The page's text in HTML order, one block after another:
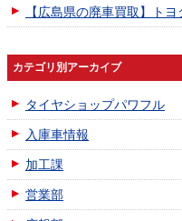
【広島県の廃車買取】ト
カテゴリ別アーカイブ
タイヤショップパワフル
入庫車情報
加工課
営業部